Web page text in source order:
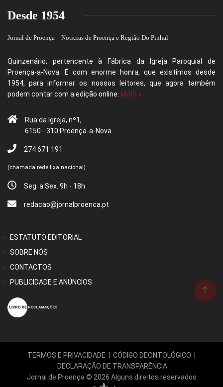
Desde 1954
Jornal de Proença – Noticias de Proença e Região Do Pinhal
Quinzenário, pertencente à Fábrica da Igreja Paroquial de
Proença-a-Nova. É com enorme honra, que existimos desde
1954, para informar os nossos leitores, que agora também
podem contar com a edição online. MAIS »
Rua da Igreja, nº1,
6150 - 310 Proença-a-Nova
274 671 191
(chamada rede fixa nacional)
Seg. a Sex. 9h - 18h
redacao@jornalproenca.pt
ESTATUTO EDITORIAL
SOBRE NÓS
CONTACTOS
PUBLICIDADE E ANÚNCIOS
TERMOS E PRIVACIDADE | CÓDIGO DEONTOLÓGICO |
DECLARAÇÃO DE TRANSPARÊNCIA
Jornal de Proença © 2026 Alguns direitos reservados